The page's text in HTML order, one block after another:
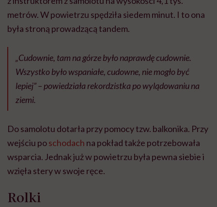
metrów. W powietrzu spędziła siedem minut. I to ona
była stroną prowadzącą tandem.
„Cudownie, tam na górze było naprawdę cudownie.
Wszystko było wspaniałe, cudowne, nie mogło być
lepiej” – powiedziała rekordzistka po wylądowaniu na
ziemi.
Do samolotu dotarła przy pomocy tzw. balkonika. Przy
wejściu poschodach na pokład także potrzebowała
wsparcia. Jednak już w powietrzu była pewna siebie i
wzięła stery w swoje ręce.
Rolki